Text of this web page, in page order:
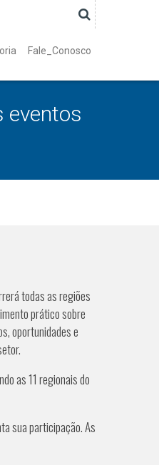
Fale_Conosco
eventos
todas as regiões
prático sobre
oportunidades e
as 11 regionais do
sua participação. As